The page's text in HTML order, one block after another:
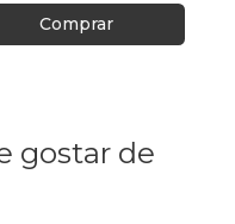
Comprar
gostar de